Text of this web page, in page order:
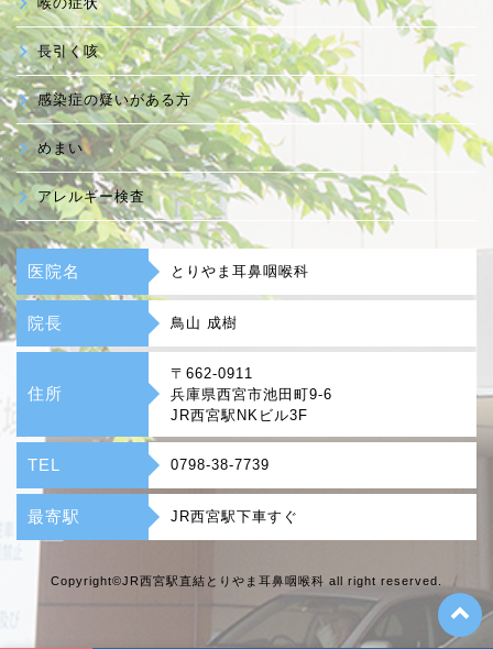
長引く咳
感染症の疑いがある方
めまい
アレルギー検査
医院名 とりやま耳鼻咽喉科
院長 鳥山 成樹
住所
〒662-0911
兵庫県西宮市池田町9-6
JR西宮駅NKビル3F
TEL 0798-38-7739
最寄駅 JR西宮駅下車すぐ
Copyright©JR西宮駅直結とりやま耳鼻咽喉科 all right reserved.